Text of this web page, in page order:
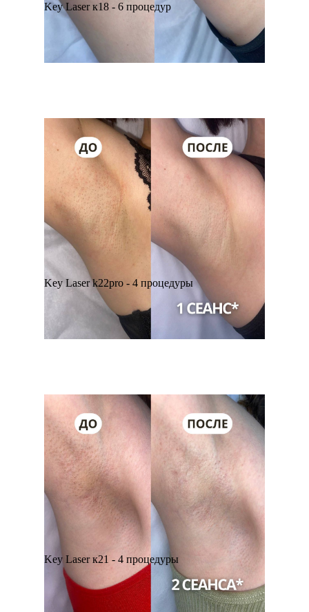
Key Laser к18 - 6 процедур
Key Laser k22pro - 4 процедуры
Key Laser к21 - 4 процедуры